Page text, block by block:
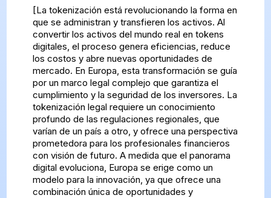
[La tokenización está revolucionando la forma en
que se administran y transfieren los activos. Al
convertir los activos del mundo real en tokens
digitales, el proceso genera eficiencias, reduce
los costos y abre nuevas oportunidades de
mercado. En Europa, esta transformación se guía
por un marco legal complejo que garantiza el
cumplimiento y la seguridad de los inversores. La
tokenización legal requiere un conocimiento
profundo de las regulaciones regionales, que
varían de un país a otro, y ofrece una perspectiva
prometedora para los profesionales financieros
con visión de futuro. A medida que el panorama
digital evoluciona, Europa se erige como un
modelo para la innovación, ya que ofrece una
combinación única de oportunidades y